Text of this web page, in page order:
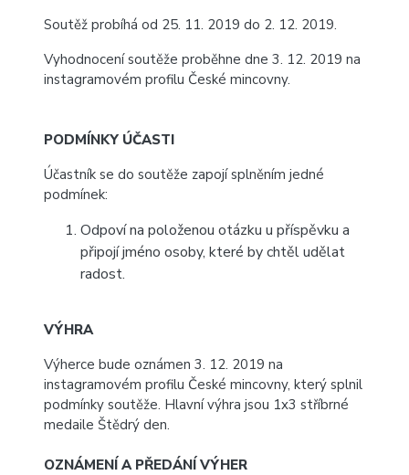
Soutěž probíhá od 25. 11. 2019 do 2. 12. 2019.
Vyhodnocení soutěže proběhne dne 3. 12. 2019 na
instagramovém profilu České mincovny.
PODMÍNKY ÚČASTI
Účastník se do soutěže zapojí splněním jedné
podmínek:
Odpoví na položenou otázku u příspěvku a
připojí jméno osoby, které by chtěl udělat
radost.
VÝHRA
Výherce bude oznámen 3. 12. 2019 na
instagramovém profilu České mincovny, který splnil
podmínky soutěže. Hlavní výhra jsou 1x3 stříbrné
medaile Štědrý den.
OZNÁMENÍ A PŘEDÁNÍ VÝHER